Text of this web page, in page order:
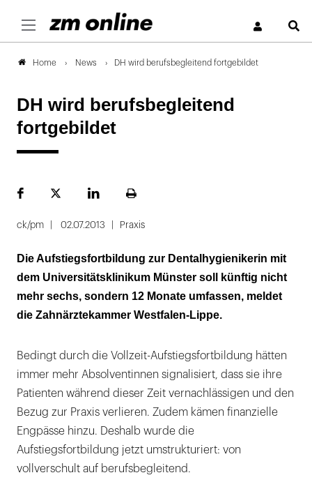
Home News DH wird berufsbegleitend fortgebildet
DH wird berufsbegleitend
fortgebildet
FacebookPlattformLinekdInSeite
ck/pm 02.07.2013 Praxis
Die Aufstiegsfortbildung zur Dentalhygienikerin mit
dem Universitätsklinikum Münster soll künftig nicht
mehr sechs, sondern 12 Monate umfassen, meldet
die Zahnärztekammer Westfalen-Lippe.
Bedingt durch die Vollzeit-Aufstiegsfortbildung hätten
immer mehr Absolventinnen signalisiert, dass sie ihre
Patienten während dieser Zeit vernachlässigen und den
Bezug zur Praxis verlieren. Zudem kämen finanzielle
Engpässe hinzu. Deshalb wurde die
Aufstiegsfortbildung jetzt umstrukturiert: von
vollverschult auf berufsbegleitend.